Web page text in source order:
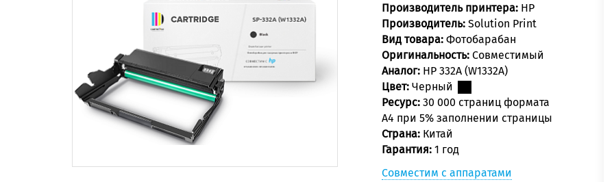
Производитель принтера: HP
Производитель: Solution Print
Вид товара: Фотобарабан
Оригинальность: Совместимый
Аналог: HP 332A (W1332A)
Цвет: Черный
Ресурс: 30 000 страниц формата
А4 при 5% заполнении страницы
Страна: Китай
Гарантия: 1 год
Совместим с аппаратами